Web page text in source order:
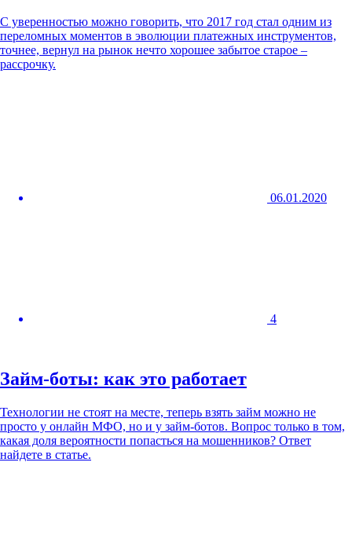
С уверенностью можно говорить, что 2017 год стал одним из
переломных моментов в эволюции платежных инструментов,
точнее, вернул на рынок нечто хорошее забытое старое –
рассрочку.
06.01.2020
4
Займ-боты: как это работает
Технологии не стоят на месте, теперь взять займ можно не
просто у онлайн МФО, но и у займ-ботов. Вопрос только в том,
какая доля вероятности попасться на мошенников? Ответ
найдете в статье.